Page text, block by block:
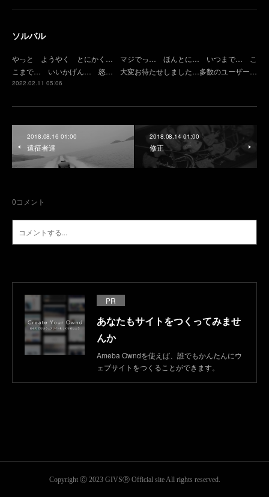
ソルバル
やっと ようやく とにかく… マジでっ… ほんとに… いつまで… こ
こまで… いいかげん… 怒… 大変お待たせしました…多数のユーザー…
2022.02.11 05:06
2018.08.16 01:00
遠征者達
2018.08.14 01:00
修正
0コメント
PR
あなたもサイトをつくってみませ
んか
Ameba Owndを使えば、誰でもかんたんにウ
ェブサイトをつくることができます。
Copyright Ⓒ 2023 GIVSⓇ Official site All rights reserved.